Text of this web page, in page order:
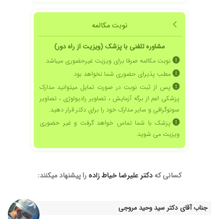
عااااالی
بسیار دکتر با دانشی هستن،برای مشکل آلرژی
خدمتشون رسیدم و کاملا راضی بودم
خیلی خیلی عالی
خیلی عال
دکتر خوبی هستند
عالی واقعا خیلی با حوصله و دقیق هستند
عالی هستن بی نظیرن
بسیار عالی هستند ایشون و بسیار با تجربه
بااولین نسخه خوب شد پسرم
کهیر قبلا آمدم پیششون دوباره بیماری برگشته ۱۴۰۴/۰۹/۱۶
نوبت مکالمه
مشاوره تلفنی با پزشک (ویزیت از راه دور)
نوبت مکالمه صرفا برای ویزیت غیرحضوری میباشد.
مطب پذیرای حضوری شما نخواهد بود.
پس از ثبت نوبت در صورت تمایل میتوانید مدارک
پزشکی اعم از برگه آزمایش ، تصاویر رادیولوژی ، تصاویر
سونوگرافی و سایر مدارک خود را برای دکتر قرار دهید.
پزشک با شما تماس خواهد گرفت و غیر حضوری
ویزیت می شوید.
کسانی که دکتر علیرضا خیاط زاده را پیشنهاد میکنند:
جناب آقای دکتر سید وحید مروجی